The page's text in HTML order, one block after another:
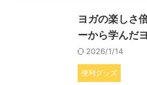
ヨガの楽しさ
ーから学んだ
2026/1/14
便利グッズ